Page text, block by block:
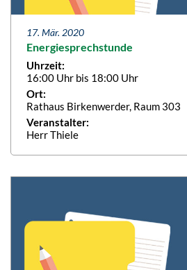
17. Mär. 2020
Energiesprechstunde
Uhrzeit:
16:00 Uhr bis 18:00 Uhr
Ort:
Rathaus Birkenwerder, Raum 303
Veranstalter:
Herr Thiele